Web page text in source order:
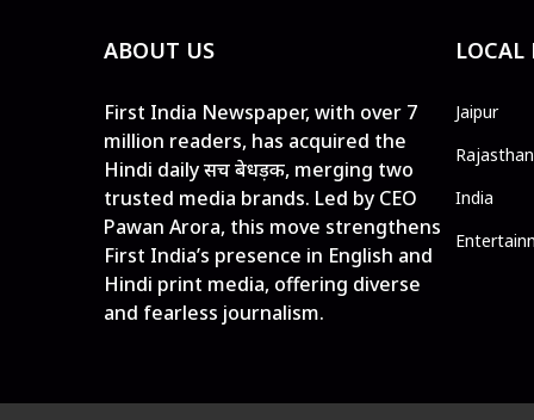
ABOUT US
First India Newspaper, with over 7
million readers, has acquired the
Hindi daily सच बेधड़क, merging two
trusted media brands. Led by CEO
Pawan Arora, this move strengthens
First India’s presence in English and
Hindi print media, offering diverse
and fearless journalism.
LOCAL
Jaipur
Rajasthan
India